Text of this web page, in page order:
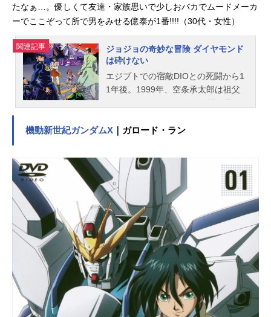
たなぁ…。優しくて友達・家族思いで少しおバカでムードメーカ
ーでここぞって所で男をみせる億泰が1番!!!!（30代・女性）
関連記事
ジョジョの奇妙な冒険 ダイヤモンド
は砕けない
エジプトでの宿敵DIOとの死闘から1
1年後。1999年、空条承太郎は祖父
市、杜王町にやってきた。しかし発
力、「スタンド」を持っていた。そ
して、承太郎の来訪を皮切りにまる
で引かれ合うように、新たな「スタ
ンド使い」達が動き始める。「この
町には何かがある……」生まれ育っ
た杜王町を守るため、仗助は立ちあ
がる――。作品名ジョジョの奇妙な
冒険ダイヤモンドは砕けない放送形
態TVアニメシリーズジョジョの奇妙
な冒険スケジュール2016年4月1日
（金）〜2016年12月23日（金）TOK
YOMXほか話数全39話キャスト東方
機動新世紀ガンダムX ｜ガロード・ラン